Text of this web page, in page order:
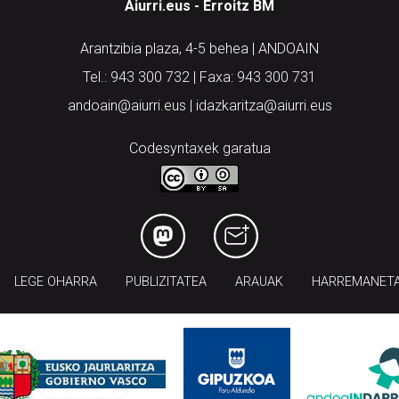
Aiurri.eus - Erroitz BM
Arantzibia plaza, 4-5 behea | ANDOAIN
Tel.: 943 300 732 | Faxa: 943 300 731
andoain@aiurri.eus | idazkaritza@aiurri.eus
Codesyntaxek garatua
LEGE OHARRA PUBLIZITATEA ARAUAK